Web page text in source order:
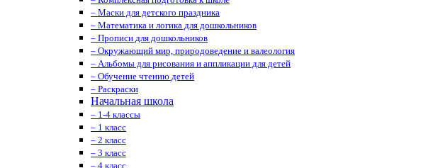
– Маски для детского праздника
– Математика и логика для дошкольников
– Прописи для дошкольников
– Окружающий мир, природоведение и валеология
– Альбомы для рисования и аппликации для детей
– Обучение чтению детей
– Раскраски
Начальная школа
– 1-4 классы
– 1 класс
– 2 класс
– 3 класс
– 4 класс